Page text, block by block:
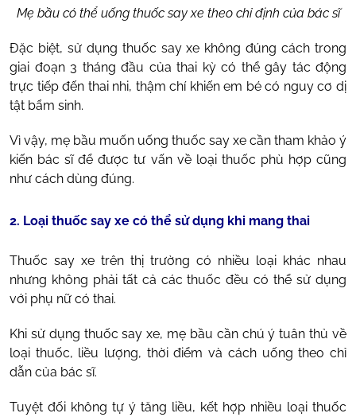
Mẹ bầu có thể uống thuốc say xe theo chỉ định của bác sĩ
Đặc biệt, sử dụng thuốc say xe không đúng cách trong
giai đoạn 3 tháng đầu của thai kỳ có thể gây tác động
trực tiếp đến thai nhi, thậm chí khiến em bé có nguy cơ dị
tật bẩm sinh.
Vì vậy, mẹ bầu muốn uống thuốc say xe cần tham khảo ý
kiến bác sĩ để được tư vấn về loại thuốc phù hợp cũng
như cách dùng đúng.
2. Loại thuốc say xe có thể sử dụng khi mang thai
Thuốc say xe trên thị trường có nhiều loại khác nhau
nhưng không phải tất cả các thuốc đều có thể sử dụng
với phụ nữ có thai.
Khi sử dụng thuốc say xe, mẹ bầu cần chú ý tuân thủ về
loại thuốc, liều lượng, thời điểm và cách uống theo chỉ
dẫn của bác sĩ.
Tuyệt đối không tự ý tăng liều, kết hợp nhiều loại thuốc